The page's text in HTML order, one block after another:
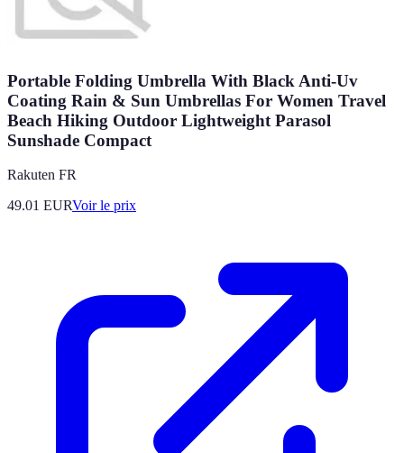
Portable Folding Umbrella With Black Anti-Uv
Coating Rain & Sun Umbrellas For Women Travel
Beach Hiking Outdoor Lightweight Parasol
Sunshade Compact
Rakuten FR
49.01 EURVoir le prix